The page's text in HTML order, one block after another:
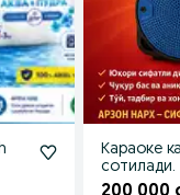
Караоке
сотилади.